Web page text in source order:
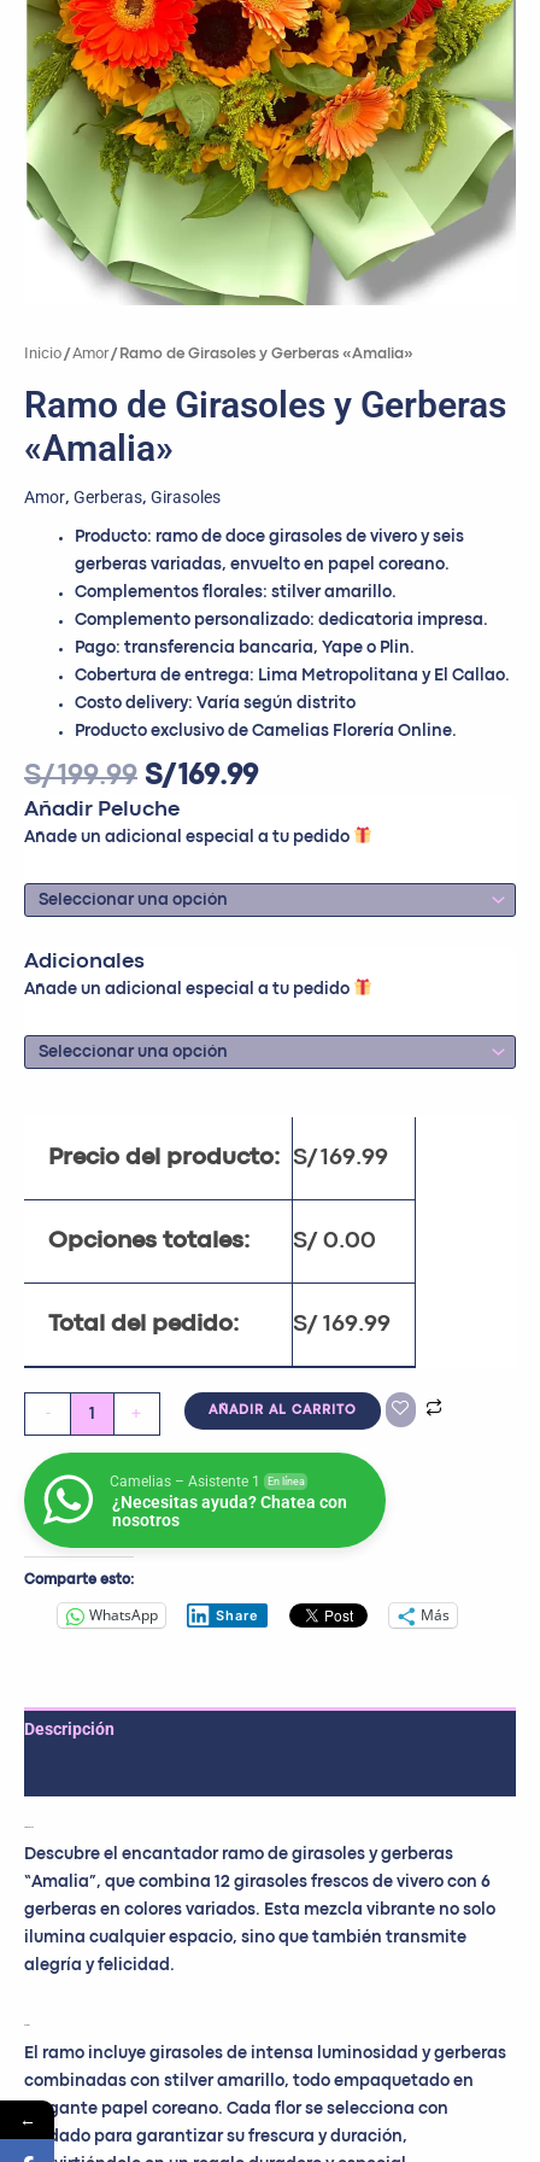
Inicio /Amor/ Ramo de Girasoles y Gerberas «Amalia»
Ramo de Girasoles y Gerberas
«Amalia»
Amor, Gerberas, Girasoles
Producto: ramo de doce girasoles de vivero y seis
gerberas variadas, envuelto en papel coreano.
Complementos florales: stilver amarillo.
Complemento personalizado: dedicatoria impresa.
Pago: transferencia bancaria, Yape o Plin.
Cobertura de entrega: Lima Metropolitana y El Callao.
Costo delivery: Varía según distrito
Producto exclusivo de Camelias Florería Online.
S/199.99 S/169.99
Añadir Peluche
Añade un adicional especial a tu pedido
Adicionales
Añade un adicional especial a tu pedido
Precio del producto: S/169.99
Opciones totales: S/ 0.00
Total del pedido: S/ 169.99
- + AÑADIR AL CARRITO
Camelias – Asistente 1 En línea
¿Necesitas ayuda? Chatea con
nosotros
Comparte esto:
WhatsApp Share Más
Descripción
Descubre el encantador ramo de girasoles y gerberas
“Amalia”, que combina 12 girasoles frescos de vivero con 6
gerberas en colores variados. Esta mezcla vibrante no solo
ilumina cualquier espacio, sino que también transmite
alegría y felicidad.
El ramo incluye girasoles de intensa luminosidad y gerberas
combinadas con stilver amarillo, todo empaquetado en
elegante papel coreano. Cada flor se selecciona con
cuidado para garantizar su frescura y duración,
←